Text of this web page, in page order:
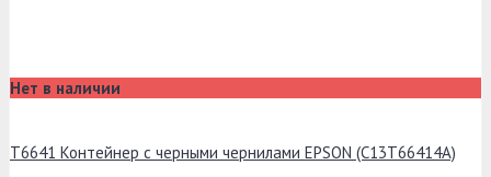
Нет в наличии
T6641 Контейнер с черными чернилами EPSON (C13T66414A)